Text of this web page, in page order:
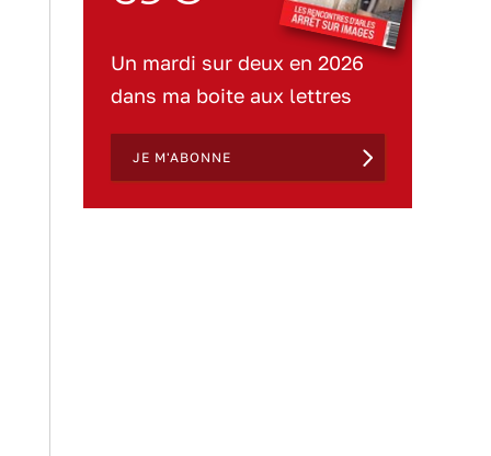
Un mardi sur deux en 2026
dans ma boite aux lettres
JE M'ABONNE